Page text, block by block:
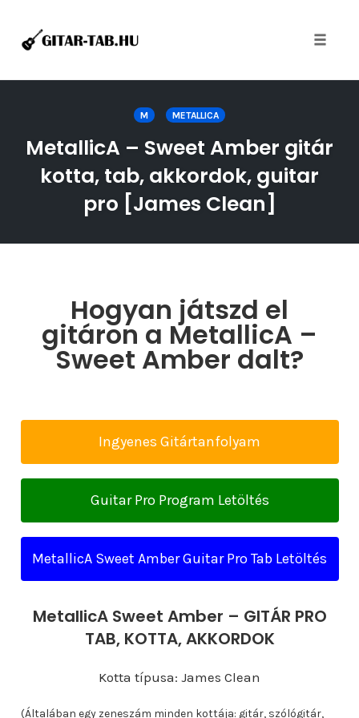
M METALLICA
MetallicA – Sweet Amber gitár
kotta, tab, akkordok, guitar
pro [James Clean]
Hogyan játszd el
gitáron a MetallicA –
Sweet Amber dalt?
Ingyenes Gitártanfolyam
Guitar Pro Program Letöltés
MetallicA Sweet Amber Guitar Pro Tab Letöltés
MetallicA Sweet Amber – GITÁR PRO
TAB, KOTTA, AKKORDOK
Kotta típusa: James Clean
(Általában egy zeneszám minden kottája: gitár, szólógitár,